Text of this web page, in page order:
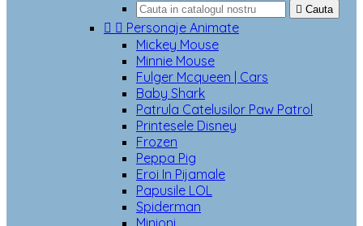
 Cauta
  Personaje Animate
Mickey Mouse
Minnie Mouse
Fulger Mcqueen | Cars
Baby Shark
Patrula Catelusilor Paw Patrol
Printesele Disney
Frozen
Peppa Pig
Eroi In Pijamale
Papusile LOL
Spiderman
Minioni